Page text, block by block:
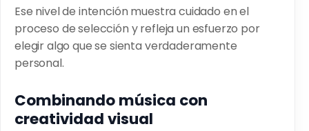
Ese nivel de intención muestra cuidado en el
proceso de selección y refleja un esfuerzo por
elegir algo que se sienta verdaderamente
personal.
Combinando música con
creatividad visual